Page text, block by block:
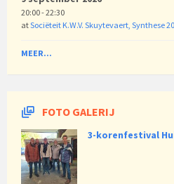
20:00 - 22:30
atSociëteit K.W.V. Skuytevaert, Synthese
MEER...
FOTO GALERIJ
3-korenfestival